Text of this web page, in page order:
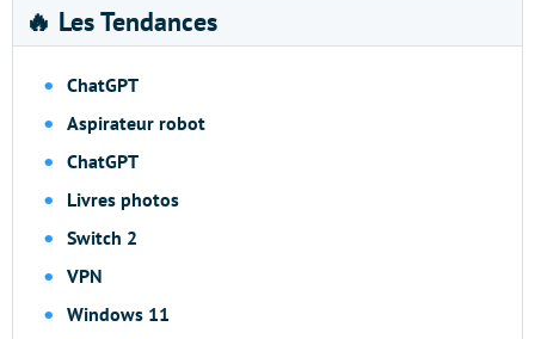
🔥 Les Tendances
ChatGPT
Aspirateur robot
ChatGPT
Livres photos
Switch 2
VPN
Windows 11